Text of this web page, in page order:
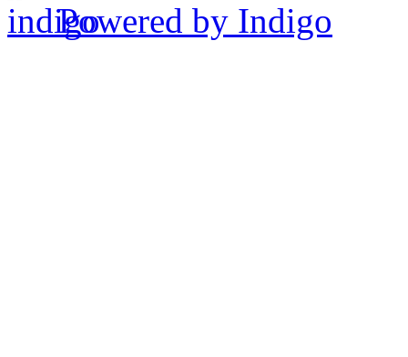
Powered by Indigo